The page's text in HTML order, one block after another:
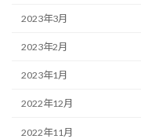
2023年3月
2023年2月
2023年1月
2022年12月
2022年11月